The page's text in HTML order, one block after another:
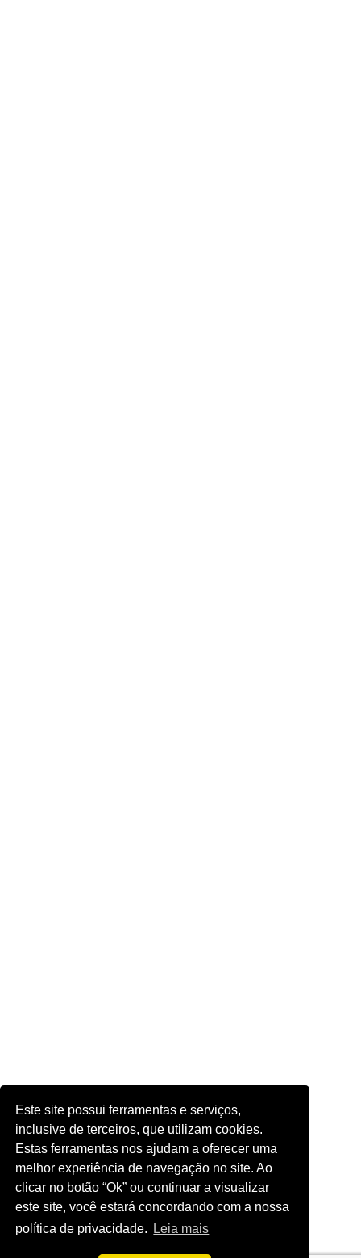
Este site possui ferramentas e serviços,
inclusive de terceiros, que utilizam cookies.
Estas ferramentas nos ajudam a oferecer uma
melhor experiência de navegação no site. Ao
clicar no botão “Ok” ou continuar a visualizar
este site, você estará concordando com a nossa
política de privacidade.
Leia mais